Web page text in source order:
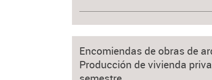
Encomiendas de obras de
Producción de vivienda